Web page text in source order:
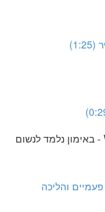
אימון 2 לימוד שחיית חתירה בשיטת WEST - באימון נלמד לנשום
פעמיים והליכה